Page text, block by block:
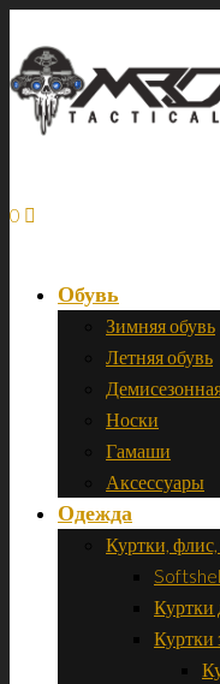
Обувь
Зимняя обувь
Летняя обувь
Носки
Гамаши
Аксессуары
Одежда
Куртки,
Куртки
Куртки
0